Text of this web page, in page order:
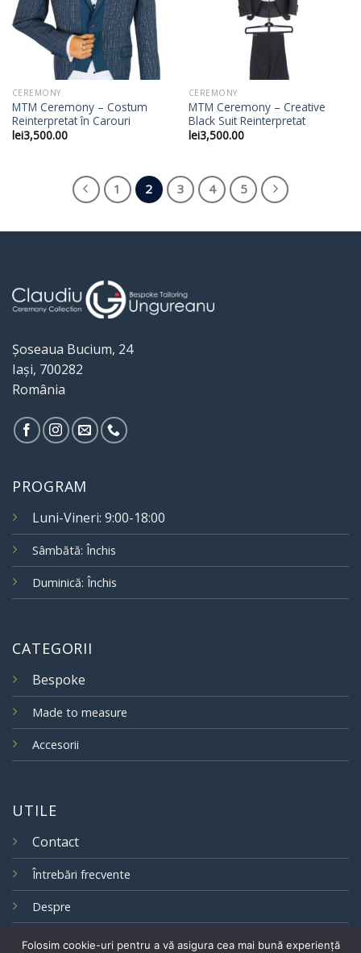
CEREMONY
MTM Ceremony – Costum
Reinterpretat în Carouri
lei3,500.00
CEREMONY
MTM Ceremony – Creative
Black Suit Reinterpretat
lei3,500.00
1 2 3 4 5
Șoseaua Bucium, 24
Iași, 700282
România
PROGRAM
Luni-Vineri: 9:00-18:00
Sâmbătă: Închis
Duminică: Închis
CATEGORII
Bespoke
Made to measure
Accesorii
UTILE
Contact
Întrebări frecvente
Despre
Folosim cookie-uri pentru a vă asigura cea mai bună experiență